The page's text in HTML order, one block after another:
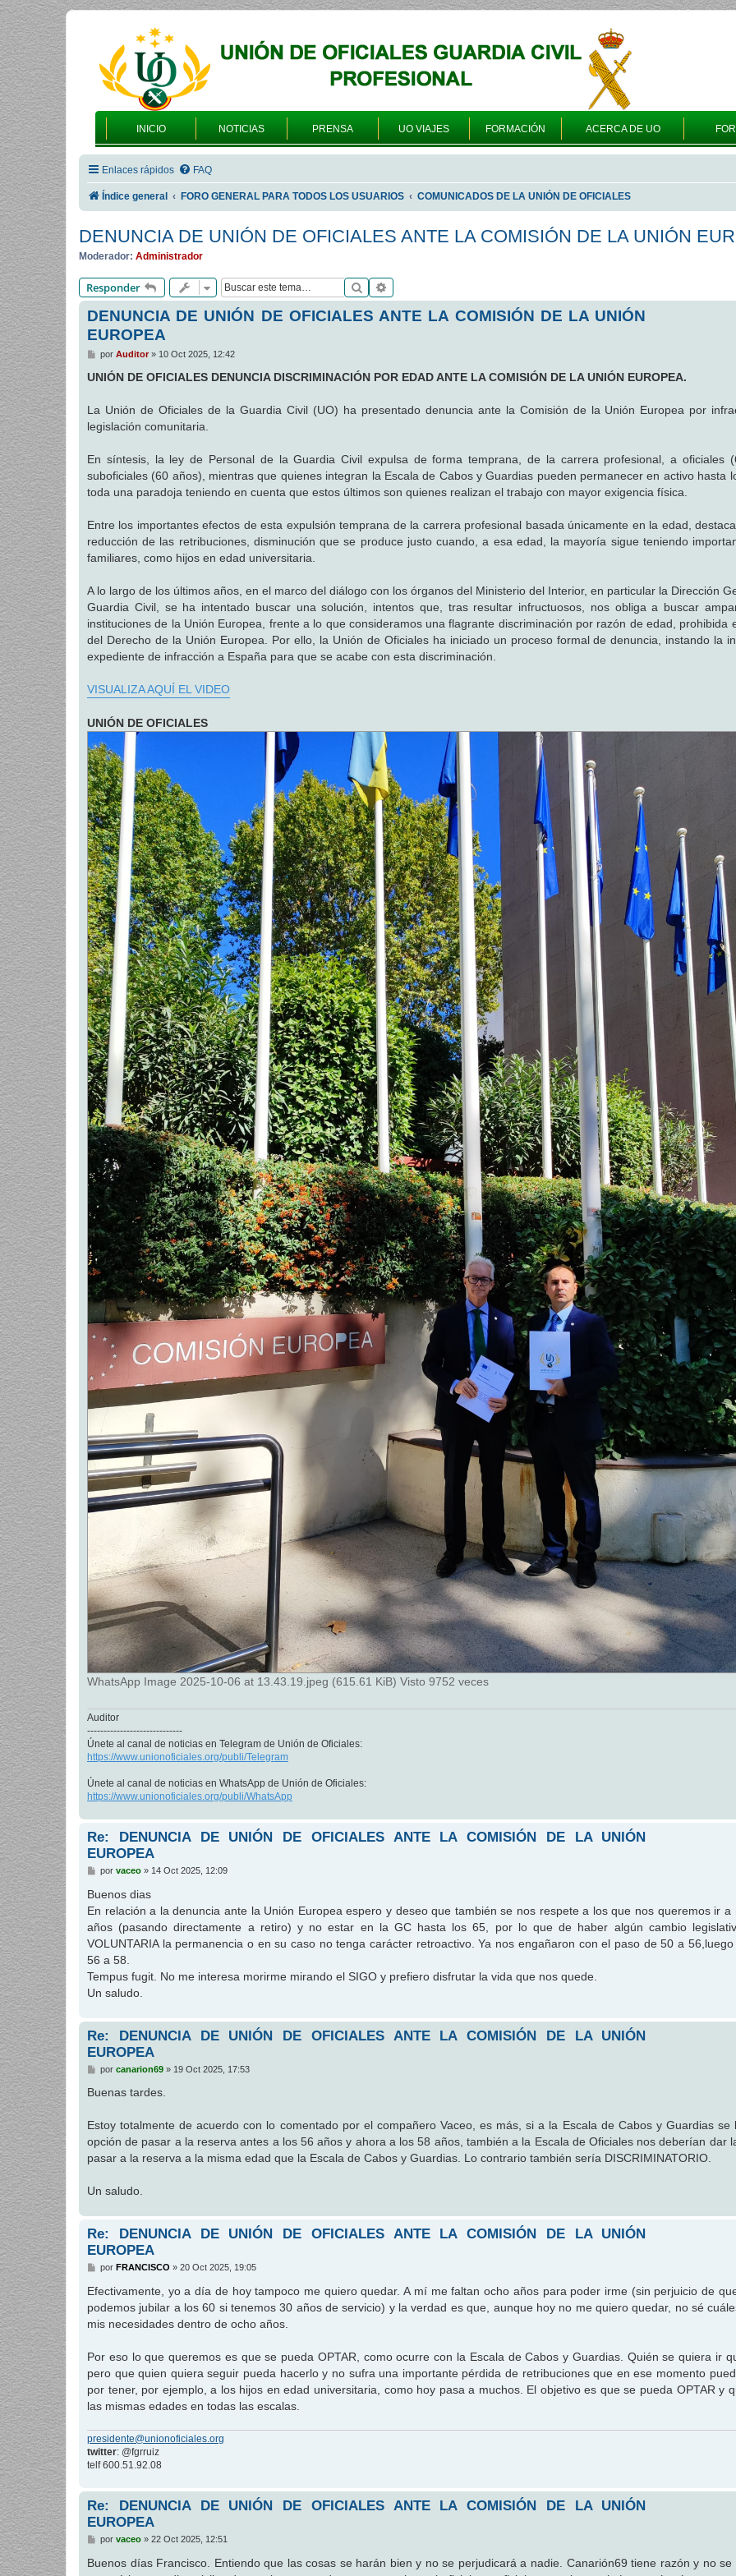
INICIO NOTICIAS PRENSA UO VIAJES FORMACIÓN ACERCA DE UO
Enlaces rápidos FAQ
Índice general FORO GENERAL PARA TODOS LOS USUARIOS COMUNICADOS DE LA UNIÓN DE OFICIALES
DENUNCIA DE UNIÓN DE OFICIALES ANTE LA COMISIÓN DE LA UNIÓN
Moderador: Administrador
Responder Buscar
DENUNCIA DE UNIÓN DE OFICIALES ANTE LA COMISIÓN DE LA UNIÓN
EUROPEA
M
n
j
e
por Auditor» 10 Oct 2025, 12:42
UNIÓN DE OFICIALES DENUNCIA DISCRIMINACIÓN POR EDAD ANTE LA COMISIÓN DE LA UNIÓN EUROPEA.
La Unión de Oficiales de la Guardia Civil (UO) ha presentado denuncia ante la Comisión de la Unión Europea por
legislación comunitaria.
En síntesis, la ley de Personal de la Guardia Civil expulsa de forma temprana, de la carrera profesional, a oficiales
suboficiales (60 años), mientras que quienes integran la Escala de Cabos y Guardias pueden permanecer en activo hasta
toda una paradoja teniendo en cuenta que estos últimos son quienes realizan el trabajo con mayor exigencia física.
Entre los importantes efectos de esta expulsión temprana de la carrera profesional basada únicamente en la edad,
reducción de las retribuciones, disminución que se produce justo cuando, a esa edad, la mayoría sigue teniendo
familiares, como hijos en edad universitaria.
A lo largo de los últimos años, en el marco del diálogo con los órganos del Ministerio del Interior, en particular la Dirección
Guardia Civil, se ha intentado buscar una solución, intentos que, tras resultar infructuosos, nos obliga a buscar
instituciones de la Unión Europea, frente a lo que consideramos una flagrante discriminación por razón de edad, prohibida
del Derecho de la Unión Europea. Por ello, la Unión de Oficiales ha iniciado un proceso formal de denuncia, instando la
expediente de infracción a España para que se acabe con esta discriminación.
VISUALIZA AQUÍ EL VIDEO
UNIÓN DE OFICIALES
WhatsApp Image 2025-10-06 at 13.43.19.jpeg (615.61 KiB) Visto 9752 veces
Auditor
-----------------------------
Únete al canal de noticias en Telegram de Unión de Oficiales:
https://www.unionoficiales.org/publi/Telegram
Únete al canal de noticias en WhatsApp de Unión de Oficiales:
https://www.unionoficiales.org/publi/WhatsApp
Re: DENUNCIA DE UNIÓN DE OFICIALES ANTE LA COMISIÓN DE LA UNIÓN
EUROPEA
M
n
a
j
e
por vaceo» 14 Oct 2025, 12:09
Buenos dias
En relación a la denuncia ante la Unión Europea espero y deseo que también se nos respete a los que nos queremos ir a
años (pasando directamente a retiro) y no estar en la GC hasta los 65, por lo que de haber algún cambio
VOLUNTARIA la permanencia o en su caso no tenga carácter retroactivo. Ya nos engañaron con el paso de 50 a 56,luego
56 a 58.
Tempus fugit. No me interesa morirme mirando el SIGO y prefiero disfrutar la vida que nos quede.
Un saludo.
Re: DENUNCIA DE UNIÓN DE OFICIALES ANTE LA COMISIÓN DE LA UNIÓN
EUROPEA
M
n
j
e
por canarion69» 19 Oct 2025, 17:53
Buenas tardes.
Estoy totalmente de acuerdo con lo comentado por el compañero Vaceo, es más, si a la Escala de Cabos y Guardias se
opción de pasar a la reserva antes a los 56 años y ahora a los 58 años, también a la Escala de Oficiales nos deberían dar
pasar a la reserva a la misma edad que la Escala de Cabos y Guardias. Lo contrario también sería DISCRIMINATORIO.
Un saludo.
Re: DENUNCIA DE UNIÓN DE OFICIALES ANTE LA COMISIÓN DE LA UNIÓN
EUROPEA
M
n
a
j
e
por FRANCISCO » 20 Oct 2025, 19:05
Efectivamente, yo a día de hoy tampoco me quiero quedar. A mí me faltan ocho años para poder irme (sin perjuicio de
podemos jubilar a los 60 si tenemos 30 años de servicio) y la verdad es que, aunque hoy no me quiero quedar, no sé
mis necesidades dentro de ocho años.
Por eso lo que queremos es que se pueda OPTAR, como ocurre con la Escala de Cabos y Guardias. Quién se quiera ir
pero que quien quiera seguir pueda hacerlo y no sufra una importante pérdida de retribuciones que en ese momento
por tener, por ejemplo, a los hijos en edad universitaria, como hoy pasa a muchos. El objetivo es que se pueda OPTAR y
las mismas edades en todas las escalas.
presidente@unionoficiales.org
twitter: @fgrruiz
telf 600.51.92.08
Re: DENUNCIA DE UNIÓN DE OFICIALES ANTE LA COMISIÓN DE LA UNIÓN
EUROPEA
M
n
por vaceo» 22 Oct 2025, 12:51
Buenos días Francisco. Entiendo que las cosas se harán bien y no se perjudicará a nadie. Canarión69 tiene razón y no se